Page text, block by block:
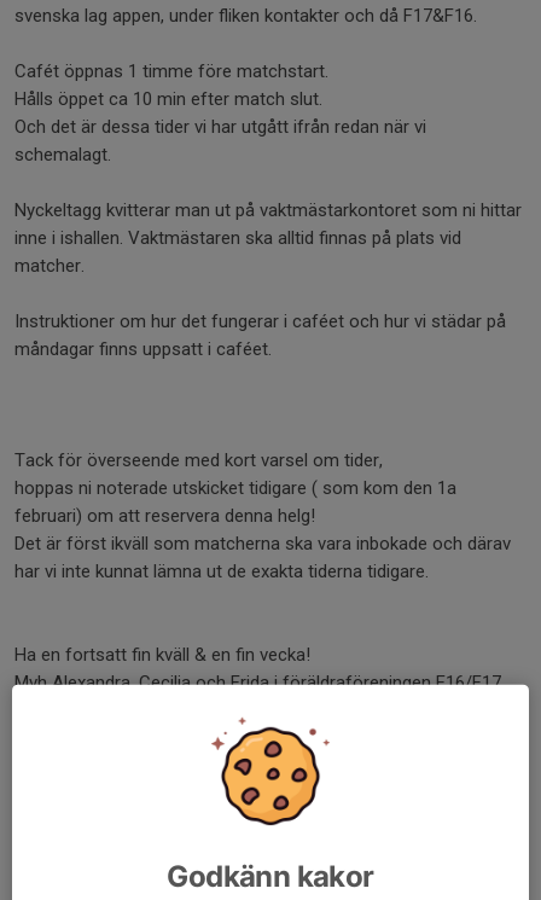
svenska lag appen, under fliken kontakter och då F17&F16.
Cafét öppnas 1 timme före matchstart.
Hålls öppet ca 10 min efter match slut.
Och det är dessa tider vi har utgått ifrån redan när vi
schemalagt.
Nyckeltagg kvitterar man ut på vaktmästarkontoret som ni hittar
inne i ishallen. Vaktmästaren ska alltid finnas på plats vid
matcher.
Instruktioner om hur det fungerar i caféet och hur vi städar på
måndagar finns uppsatt i caféet.
Tack för överseende med kort varsel om tider,
hoppas ni noterade utskicket tidigare ( som kom den 1a
februari) om att reservera denna helg!
Det är först ikväll som matcherna ska vara inbokade och därav
har vi inte kunnat lämna ut de exakta tiderna tidigare.
Ha en fortsatt fin kväll & en fin vecka!
Mvh Alexandra, Cecilia och Frida i föräldraföreningen F16/F17.
Godkänn kakor